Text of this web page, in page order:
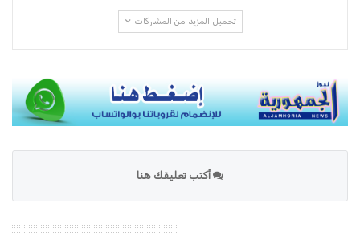
تحميل المزيد من المشاركات
أكتب تعليقك هنا